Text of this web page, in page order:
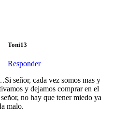
Toni13
Responder
señor, cada vez somos mas y
y dejamos comprar en el
no hay que tener miedo ya
malo.